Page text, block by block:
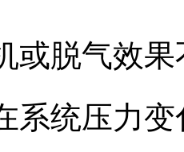
或脱气效
系统压力